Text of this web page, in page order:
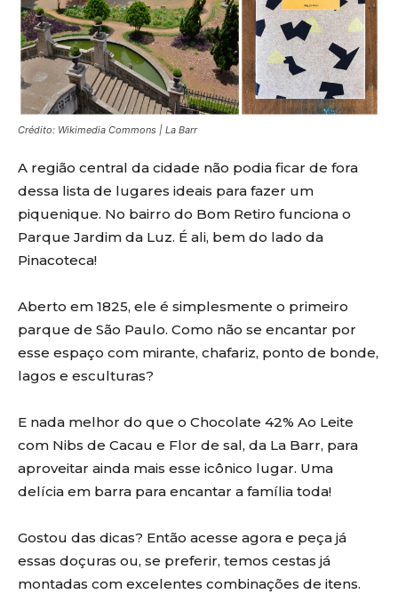
Crédito: Wikimedia Commons | La Barr
A região central da cidade não podia ficar de fora
dessa lista de lugares ideais para fazer um
piquenique. No bairro do Bom Retiro funciona o
Parque Jardim da Luz. É ali, bem do lado da
Pinacoteca!
Aberto em 1825, ele é simplesmente o primeiro
parque de São Paulo. Como não se encantar por
esse espaço com mirante, chafariz, ponto de bonde,
lagos e esculturas?
E nada melhor do que o Chocolate 42% Ao Leite
com Nibs de Cacau e Flor de sal, da La Barr, para
aproveitar ainda mais esse icônico lugar. Uma
delícia em barra para encantar a família toda!
Gostou das dicas? Então acesse agora e peça já
essas doçuras ou, se preferir, temos cestas já
montadas com excelentes combinações de itens.